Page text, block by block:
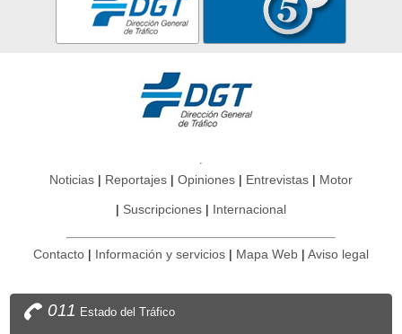
Noticias Reportajes Opiniones Entrevistas Motor
Suscripciones Internacional
Contacto Información y servicios Mapa Web Aviso legal
011 Estado del Tráfico